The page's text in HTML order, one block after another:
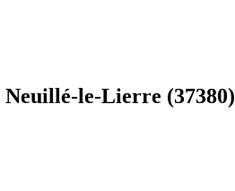
le-Lierre (37380)